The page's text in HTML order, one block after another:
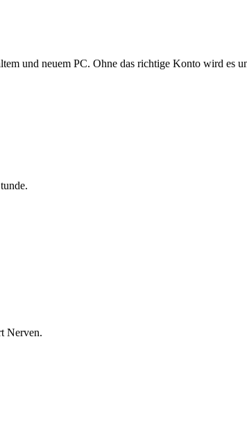
und neuem PC. Ohne das richtige Konto wird es
Nerven.